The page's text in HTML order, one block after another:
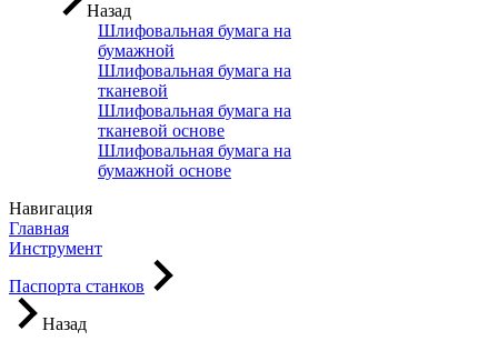
Назад
Шлифовальная бумага на
бумажной
Шлифовальная бумага на
тканевой
Шлифовальная бумага на
тканевой основе
Шлифовальная бумага на
бумажной основе
Навигация
Главная
Инструмент
Паспорта станков
Назад